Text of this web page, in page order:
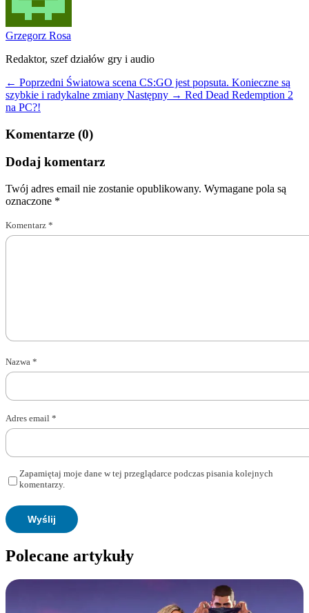
Grzegorz Rosa
Redaktor, szef działów gry i audio
← Poprzedni Światowa scena CS:GO jest popsuta. Konieczne są
szybkie i radykalne zmiany Następny → Red Dead Redemption 2
na PC?!
Komentarze (0)
Dodaj komentarz
Twój adres email nie zostanie opublikowany. Wymagane pola są
oznaczone *
Komentarz *
Nazwa *
Adres email *
Zapamiętaj moje dane w tej przeglądarce podczas pisania kolejnych
komentarzy.
Polecane artykuły